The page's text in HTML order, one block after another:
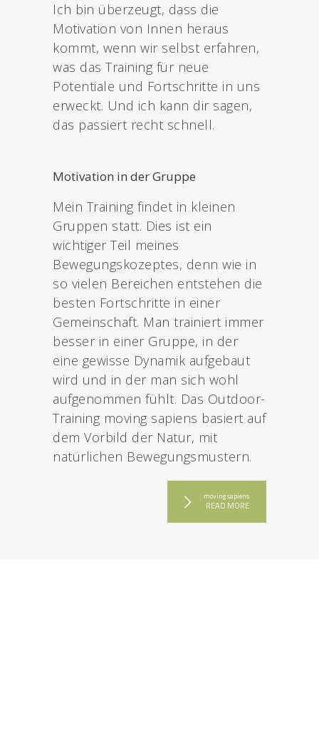
Ich bin überzeugt, dass die
Motivation von Innen heraus
kommt, wenn wir selbst erfahren,
was das Training für neue
Potentiale und Fortschritte in uns
erweckt. Und ich kann dir sagen,
das passiert recht schnell.
Motivation in der Gruppe
Mein Training findet in kleinen
Gruppen statt. Dies ist ein
wichtiger Teil meines
Bewegungskozeptes, denn wie in
so vielen Bereichen entstehen die
besten Fortschritte in einer
Gemeinschaft. Man trainiert immer
besser in einer Gruppe, in der
eine gewisse Dynamik aufgebaut
wird und in der man sich wohl
aufgenommen fühlt. Das Outdoor-
Training moving sapiens basiert auf
dem Vorbild der Natur, mit
natürlichen Bewegungsmustern.
moving sapiens
READ MORE